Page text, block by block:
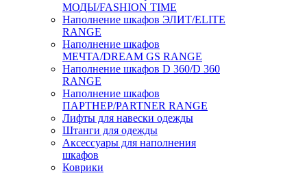
МОДЫ/FASHION TIME
Наполнение шкафов ЭЛИТ/ELITE
RANGE
Наполнение шкафов
МЕЧТА/DREAM GS RANGE
Наполнение шкафов D 360/D 360
RANGE
Наполнение шкафов
ПАРТНЕР/PARTNER RANGE
Лифты для навески одежды
Штанги для одежды
Аксессуары для наполнения
шкафов
Коврики